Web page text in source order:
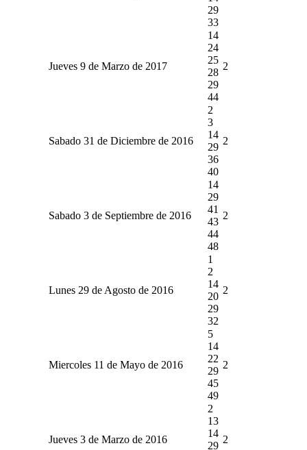
29
33
Jueves 9 de Marzo de 2017
14
24
25
28
29
44
2
Sabado 31 de Diciembre de 2016
2
3
14
29
36
40
2
Sabado 3 de Septiembre de 2016
14
29
41
43
44
48
2
Lunes 29 de Agosto de 2016
1
2
14
20
29
32
2
Miercoles 11 de Mayo de 2016
5
14
22
29
45
49
2
Jueves 3 de Marzo de 2016
2
13
14
29
2